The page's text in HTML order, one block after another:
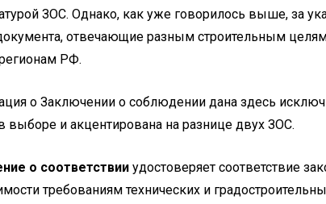
ЗОС. Однако, как уже говорилось выше, за
отвечающие разным строительным
РФ.
о Заключении о соблюдении дана здесь
выборе и акцентирована на разнице двух ЗОС.
о соответствииудостоверяет соответствие
требованиям технических и